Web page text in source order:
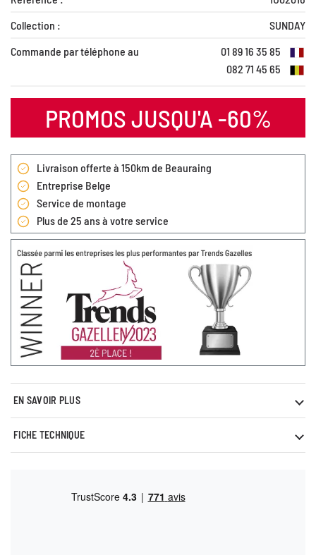
Collection :
SUNDAY
Commande par téléphone au
01 89 16 35 85
082 71 45 65
PROMOS JUSQU'A -60%
Livraison offerte à 150km de Beauraing
Entreprise Belge
Service de montage
Plus de 25 ans à votre service
EN SAVOIR PLUS
FICHE TECHNIQUE